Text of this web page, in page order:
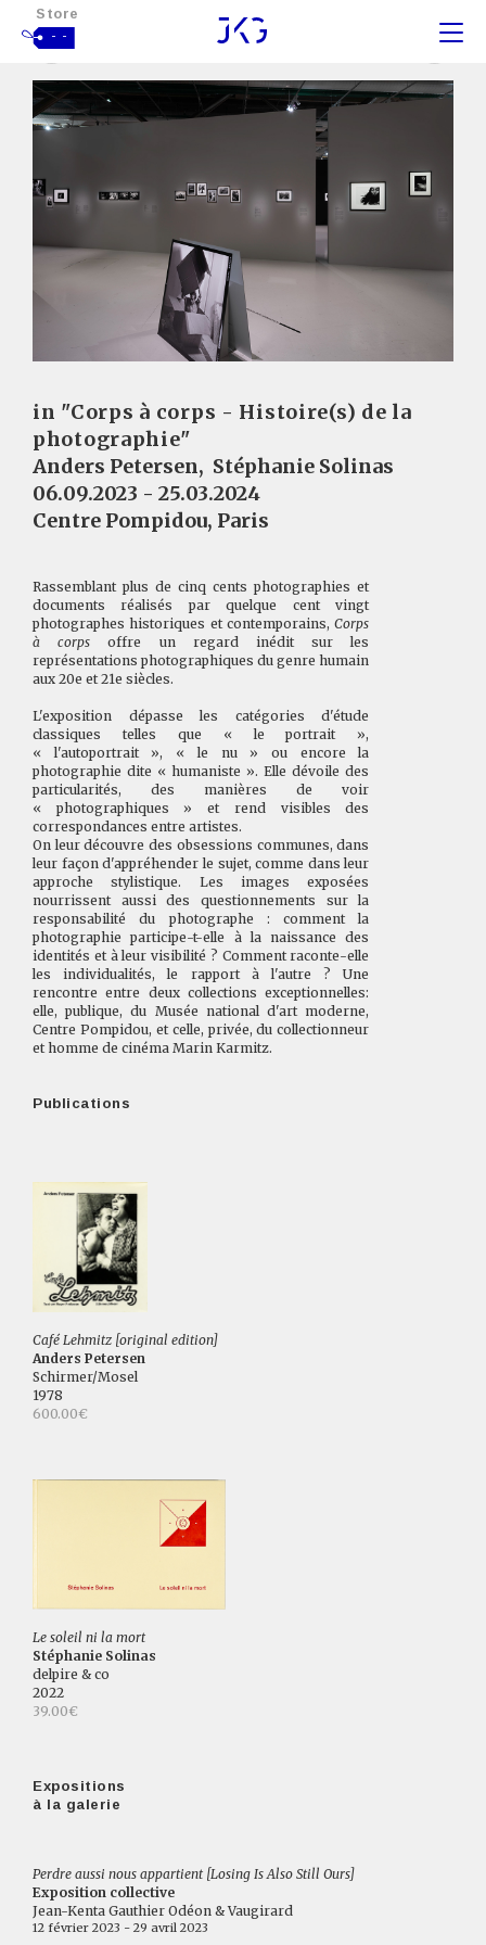
Store
- -
in "Corps à corps - Histoire(s) de la
photographie"
Anders Petersen, Stéphanie Solinas
06.09.2023 - 25.03.2024
Centre Pompidou, Paris
Rassemblant plus de cinq cents photographies et
documents réalisés par quelque cent vingt
photographes historiques et contemporains,Corps
à corps offre un regard inédit sur les
représentations photographiques du genre humain
aux 20e et 21e siècles.
L'exposition dépasse les catégories d'étude
classiques telles que « le portrait »,
« l'autoportrait », « le nu » ou encore la
photographie dite « humaniste ». Elle dévoile des
particularités, des manières de voir
« photographiques » et rend visibles des
correspondances entre artistes.
On leur découvre des obsessions communes, dans
leur façon d'appréhender le sujet, comme dans leur
approche stylistique. Les images exposées
nourrissent aussi des questionnements sur la
responsabilité du photographe : comment la
photographie participe-t-elle à la naissance des
identités et à leur visibilité ? Comment raconte-elle
les individualités, le rapport à l'autre ? Une
rencontre entre deux collections exceptionnelles:
elle, publique, du Musée national d'art moderne,
Centre Pompidou, et celle, privée, du collectionneur
et homme de cinéma Marin Karmitz.
Publications
Café Lehmitz [original edition]
Anders Petersen
Schirmer/Mosel
1978
600.00€
Le soleil ni la mort
Stéphanie Solinas
delpire & co
2022
39.00€
Expositions
à la galerie
Perdre aussi nous appartient [Losing Is Also Still Ours]
Exposition collective
Jean-Kenta Gauthier Odéon & Vaugirard
12 février 2023 - 29 avril 2023